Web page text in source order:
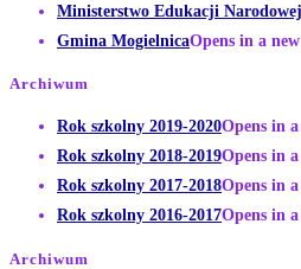
Ministerstwo Edukacji Narodowej
Gmina MogielnicaOpens in a
Archiwum
Rok szkolny 2019-2020Opens in
Rok szkolny 2018-2019Opens in
Rok szkolny 2017-2018Opens in
Rok szkolny 2016-2017Opens in
Archiwum